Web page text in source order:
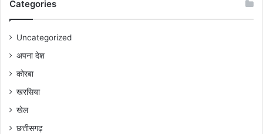
Categories
Uncategorized
अपना देश
कोरबा
खरसिया
खेल
छत्तीसगढ़